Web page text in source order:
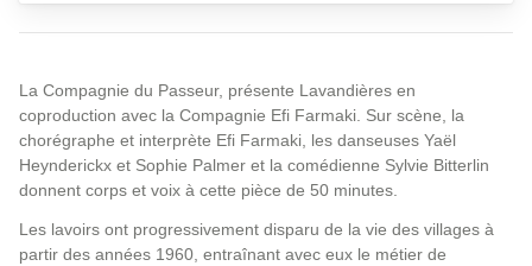
La Compagnie du Passeur, présente Lavandières en
coproduction avec la Compagnie Efi Farmaki. Sur scène, la
chorégraphe et interprète Efi Farmaki, les danseuses Yaël
Heynderickx et Sophie Palmer et la comédienne Sylvie Bitterlin
donnent corps et voix à cette pièce de 50 minutes.
Les lavoirs ont progressivement disparu de la vie des villages à
partir des années 1960, entraînant avec eux le métier de